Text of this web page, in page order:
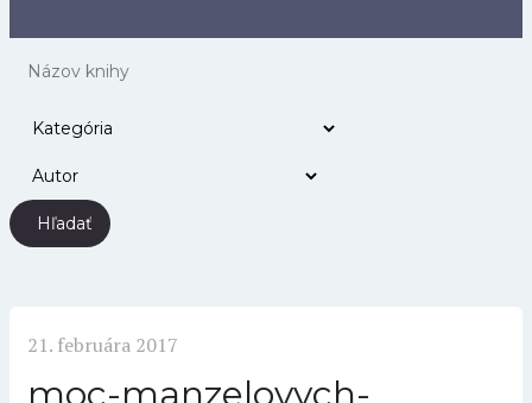
Hľadať
21. februára 2017
moc-manzelovych-